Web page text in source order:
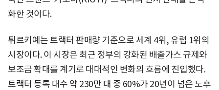
화한 것이다.
튀르키예는 트랙터 판매량 기준으로 세계 4위, 유럽 1위의
시장이다. 이 시장은 최근 정부의 강화된 배출가스 규제와
보조금 확대를 계기로 대대적인 변화의 흐름에 진입했다.
트랙터 등록 대수 약 230만 대 중 60%가 20년이 넘은 노후